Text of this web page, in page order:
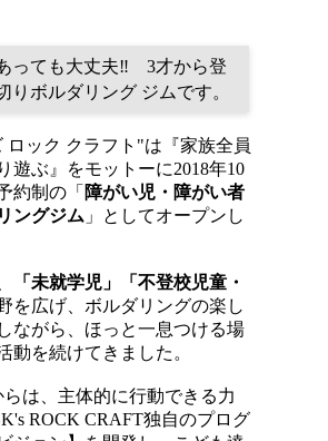
っても大丈夫‼ 3才から登
りボルダリング ジムです。
ロック クラフト"は『家族全員
遊ぶ』をモットーに2018年10
約制の「 障がい児・障がい者
ングジム 」としてオープンし
「未就学児」「不登校児童・
を広げ、ボルダリングの楽し
ながら、ほっと一息つける場
動を続けてきました。
らは、主体的に行動できる力
ROCK CRAFT独自のプログ